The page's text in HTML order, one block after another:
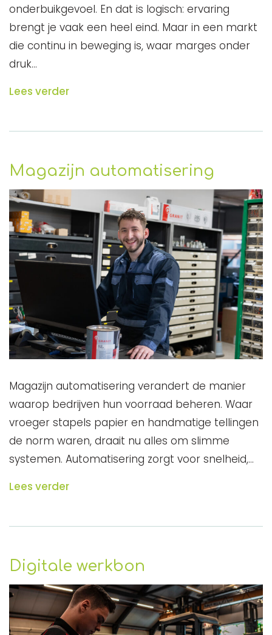
onderbuikgevoel. En dat is logisch: ervaring
brengt je vaak een heel eind. Maar in een markt
die continu in beweging is, waar marges onder
druk…
Lees verder
Magazijn automatisering
Magazijn automatisering verandert de manier
waarop bedrijven hun voorraad beheren. Waar
vroeger stapels papier en handmatige tellingen
de norm waren, draait nu alles om slimme
systemen. Automatisering zorgt voor snelheid,…
Lees verder
Digitale werkbon